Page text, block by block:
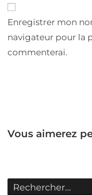
Enregistrer mon
navigateur pour la
commenterai.
Vous aimerez